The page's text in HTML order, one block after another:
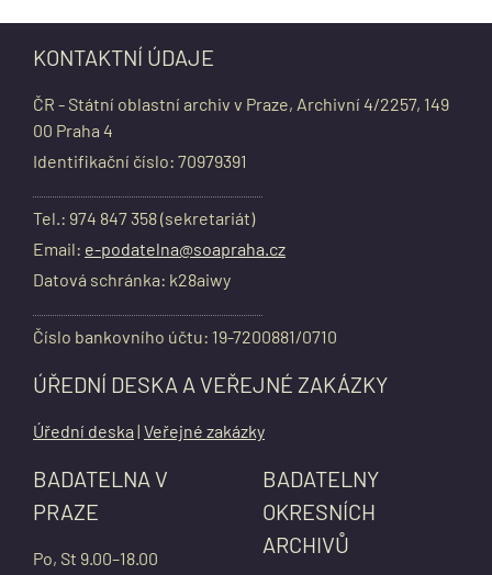
KONTAKTNÍ ÚDAJE
ČR - Státní oblastní archiv v Praze, Archivní 4/2257, 149
00 Praha 4
Identifikační číslo: 70979391
Tel.: 974 847 358 (sekretariát)
Email: e-podatelna@soapraha.cz
Datová schránka: k28aiwy
Číslo bankovního účtu: 19-7200881/0710
ÚŘEDNÍ DESKA A VEŘEJNÉ ZAKÁZKY
Úřední deska | Veřejné zakázky
BADATELNA V
PRAZE
Po, St 9.00–18.00
BADATELNY
OKRESNÍCH
ARCHIVŮ